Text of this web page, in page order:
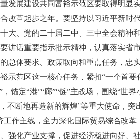
发展建设共同富裕示范区要取得明显
改革起步之年。要坚持以习近平新时
大、党的二十届二中、三中全会精神
讲话重要指示批示精神，认真落实省
总体要求、政策取向和重点任务，忠
示范区这一核心任务，紧扣“一个首
，锚定“港”“廊”“链”主战场，围绕“世
不断地再造新的辉煌”等重大使命，突
工作主线，全力深化国际贸易综合改
强化产业支撑，促进经济稳进向好、